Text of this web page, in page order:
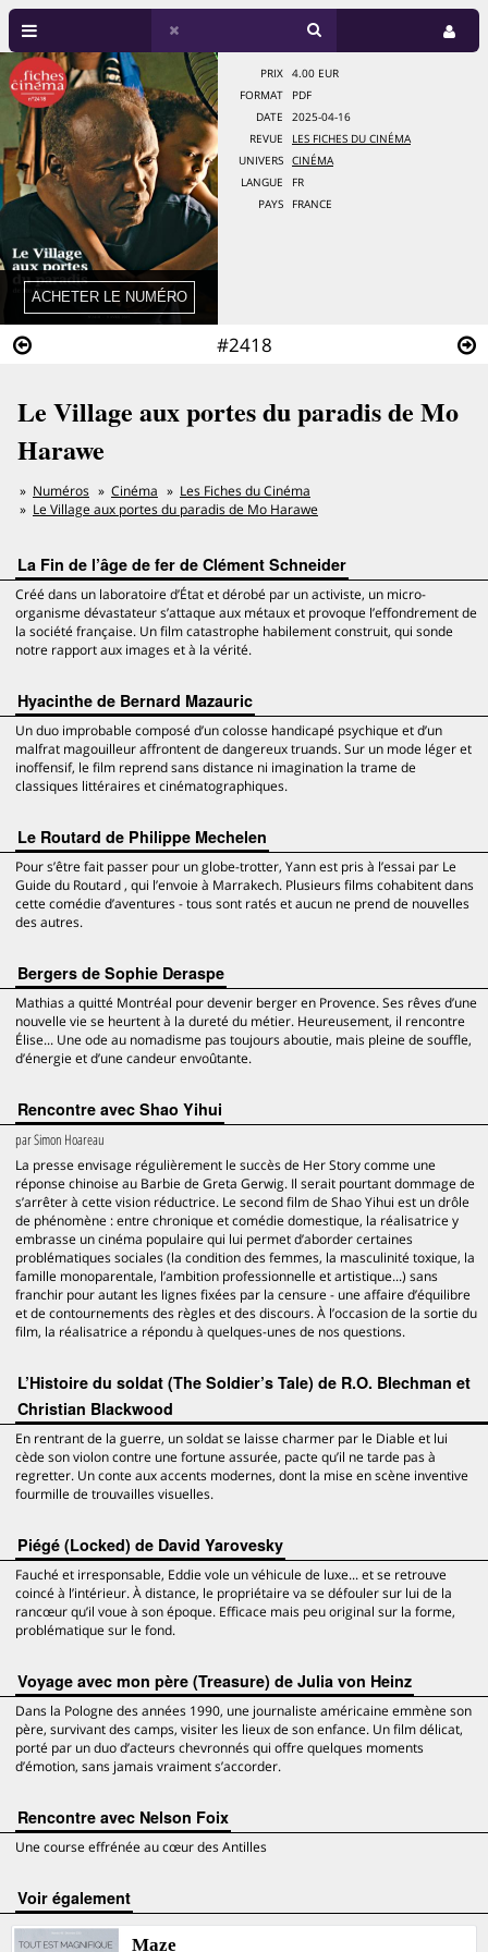
#2418
PRIX
4.00 EUR
FORMAT
PDF
DATE
2025-04-16
REVUE
LES FICHES DU CINÉMA
UNIVERS
CINÉMA
LANGUE
FR
PAYS
FRANCE
Le Village aux portes du paradis de Mo
Harawe
Numéros Cinéma
Les Fiches du Cinéma
Le Village aux portes du paradis de Mo Harawe
La Fin de l’âge de fer de Clément Schneider
Créé dans un laboratoire d’État et dérobé par un activiste, un micro-
organisme dévastateur s’attaque aux métaux et provoque l’effondrement de
la société française. Un film catastrophe habilement construit, qui sonde
notre rapport aux images et à la vérité.
Hyacinthe de Bernard Mazauric
Un duo improbable composé d’un colosse handicapé psychique et d’un
malfrat magouilleur affrontent de dangereux truands. Sur un mode léger et
inoffensif, le film reprend sans distance ni imagination la trame de
classiques littéraires et cinématographiques.
Le Routard de Philippe Mechelen
Pour s’être fait passer pour un globe-trotter, Yann est pris à l’essai par Le
Guide du Routard , qui l’envoie à Marrakech. Plusieurs films cohabitent dans
cette comédie d’aventures - tous sont ratés et aucun ne prend de nouvelles
des autres.
Bergers de Sophie Deraspe
Mathias a quitté Montréal pour devenir berger en Provence. Ses rêves d’une
nouvelle vie se heurtent à la dureté du métier. Heureusement, il rencontre
Élise... Une ode au nomadisme pas toujours aboutie, mais pleine de souffle,
d’énergie et d’une candeur envoûtante.
Rencontre avec Shao Yihui
parSimon Hoareau
La presse envisage régulièrement le succès de Her Story comme une
réponse chinoise au Barbie de Greta Gerwig. Il serait pourtant dommage de
s’arrêter à cette vision réductrice. Le second film de Shao Yihui est un drôle
de phénomène : entre chronique et comédie domestique, la réalisatrice y
embrasse un cinéma populaire qui lui permet d’aborder certaines
problématiques sociales (la condition des femmes, la masculinité toxique, la
famille monoparentale, l’ambition professionnelle et artistique...) sans
franchir pour autant les lignes fixées par la censure - une affaire d’équilibre
et de contournements des règles et des discours. À l’occasion de la sortie du
film, la réalisatrice a répondu à quelques-unes de nos questions.
L’Histoire du soldat (The Soldier’s Tale) de R.O. Blechman et
Christian Blackwood
En rentrant de la guerre, un soldat se laisse charmer par le Diable et lui
cède son violon contre une fortune assurée, pacte qu’il ne tarde pas à
regretter. Un conte aux accents modernes, dont la mise en scène inventive
fourmille de trouvailles visuelles.
Piégé (Locked) de David Yarovesky
Fauché et irresponsable, Eddie vole un véhicule de luxe... et se retrouve
coincé à l’intérieur. À distance, le propriétaire va se défouler sur lui de la
rancœur qu’il voue à son époque. Efficace mais peu original sur la forme,
problématique sur le fond.
Voyage avec mon père (Treasure) de Julia von Heinz
Dans la Pologne des années 1990, une journaliste américaine emmène son
père, survivant des camps, visiter les lieux de son enfance. Un film délicat,
porté par un duo d’acteurs chevronnés qui offre quelques moments
d’émotion, sans jamais vraiment s’accorder.
Rencontre avec Nelson Foix
Une course effrénée au cœur des Antilles
voir également
Maze